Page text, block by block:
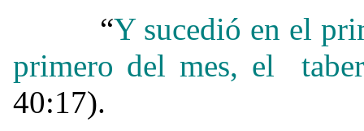
“Y sucedió en el
primero del mes, el
40:17).